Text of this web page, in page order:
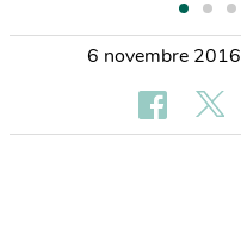
6 novembre 2016